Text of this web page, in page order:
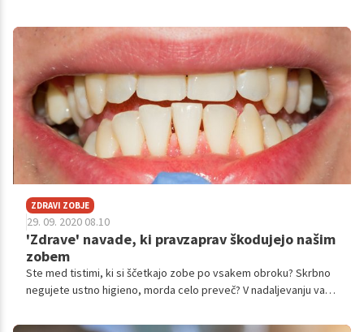
botoksu.
ZDRAVI ZOBJE
29. 09. 2020 08.10
'Zdrave' navade, ki pravzaprav škodujejo našim
zobem
Ste med tistimi, ki si ščetkajo zobe po vsakem obroku? Skrbno
negujete ustno higieno, morda celo preveč? V nadaljevanju vam
in se tičejo ustne higiene.